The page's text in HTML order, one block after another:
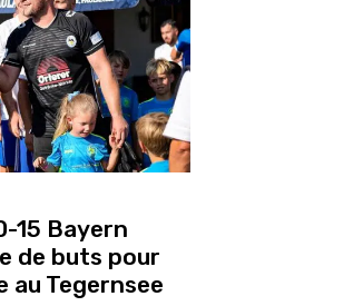
15 Bayern
de buts pour
au Tegernsee